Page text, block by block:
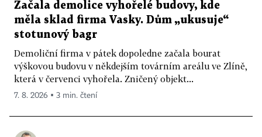
Začala demolice vyhořelé budovy, kde
měla sklad firma Vasky. Dům „ukusuje“
stotunový bagr
Demoliční firma v pátek dopoledne začala bourat
výškovou budovu v někdejším továrním areálu ve Zlíně,
která v červenci vyhořela. Zničený objekt...
7. 8. 2026 ▪ 3 min. čtení